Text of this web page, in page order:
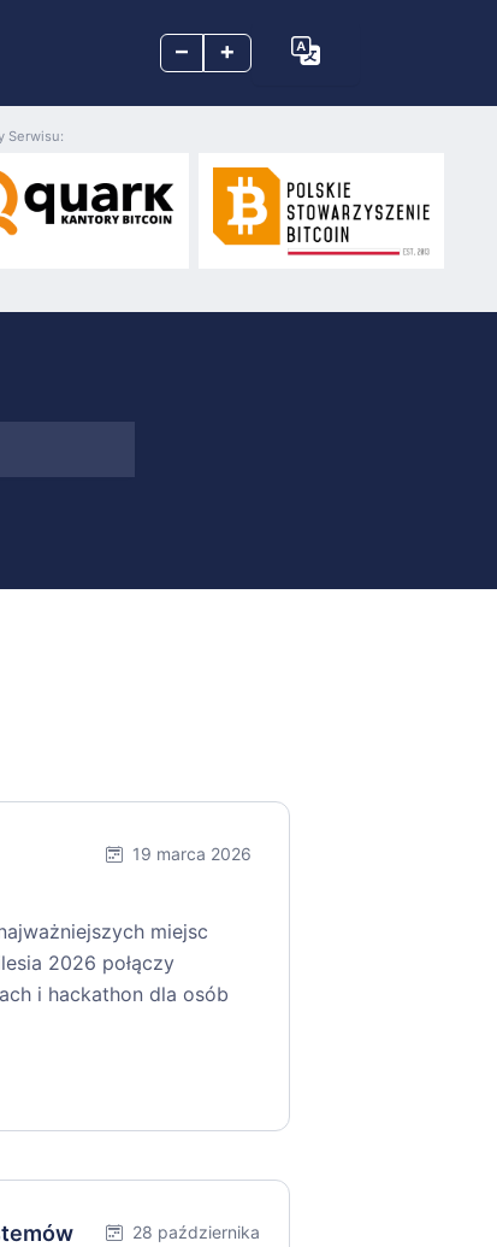
– +
Serwisu:
19 marca 2026
miejsc
2026 połączy
i hackathon dla osób
28 października